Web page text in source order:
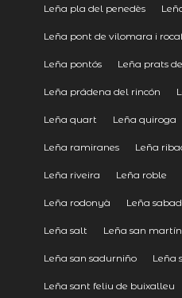
Leña pla del penedès
Leña pont de vilomara i
Leña pontós Leña prats
Leña prádena del rincón
Leña quart Leña quiroga
Leña ramiranes Leña
Leña riveira Leña roble
Leña rodonyà Leña
Leña salt Leña san
Leña san sadurniño Leña
Leña sant feliu de buixalleu